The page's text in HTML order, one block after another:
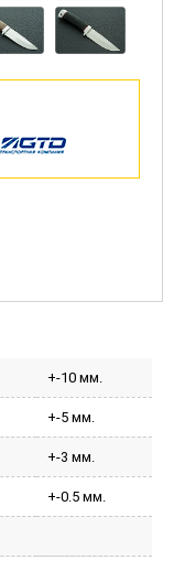
+-10 мм.
+-5 мм.
+-3 мм.
+-0.5 мм.